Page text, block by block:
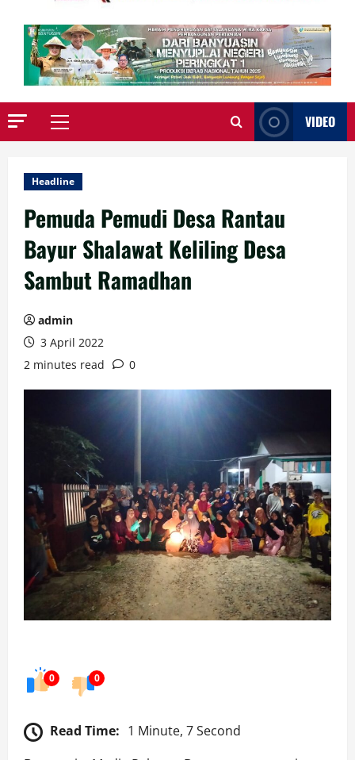
Primary
VIDEO
Headline
Pemuda Pemudi Desa Rantau
Bayur Shalawat Keliling Desa
Sambut Ramadhan
admin
3 April 2022
2 minutes read
0
0 0
Read Time: 1 Minute, 7 Second